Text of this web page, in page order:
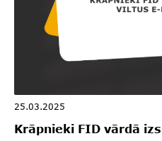
25.03.2025
Krāpnieki FID vārdā